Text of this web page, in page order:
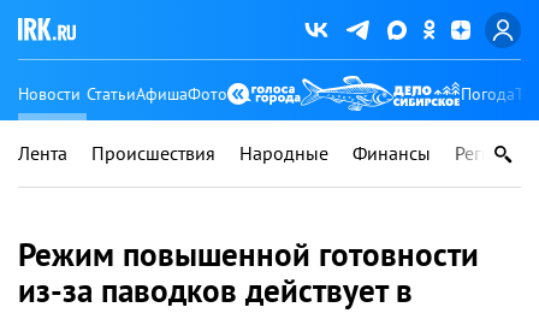
Новости СтатьиАфишаФото Погода
Лента Происшествия Народные Финансы Регионы
Режим повышенной готовности
из-за паводков действует в